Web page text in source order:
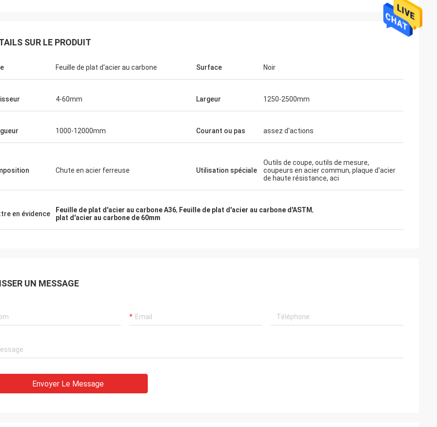
SUR LE PRODUIT
Feuille de plat d'acier au carbone Surface Noir
4-60mm Largeur 1250-2500mm
1000-12000mm Courant ou pas assez d'actions
Chute en acier ferreuse Utilisation spéciale
Outils de coupe, outils de mesure,
coupeurs en acier commun, plaque d'acier
de haute résistance, aci
en évidence Feuille de plat d'acier au carbone A36, Feuille de plat d'acier au carbone d'ASTM,
plat d'acier au carbone de 60mm
UN MESSAGE
Envoyer Le Message